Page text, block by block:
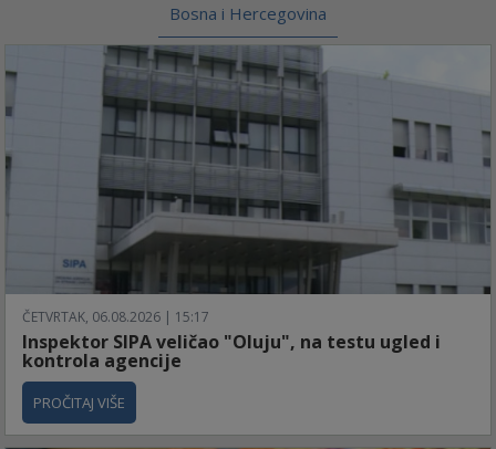
Bosna i Hercegovina
ČETVRTAK, 06.08.2026 | 15:17
Inspektor SIPA veličao "Oluju", na testu ugled i
kontrola agencije
PROČITAJ VIŠE